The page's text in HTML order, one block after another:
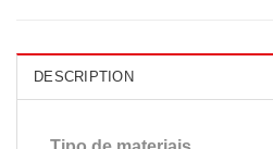
DESCRIPTION